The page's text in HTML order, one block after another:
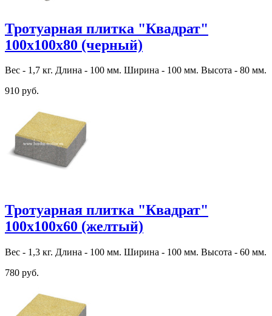
Тротуарная плитка "Квадрат"
100х100х80 (черный)
Вес - 1,7 кг. Длина - 100 мм. Ширина - 100 мм. Высота - 80 мм.
910 руб.
Тротуарная плитка "Квадрат"
100х100х60 (желтый)
Вес - 1,3 кг. Длина - 100 мм. Ширина - 100 мм. Высота - 60 мм.
780 руб.